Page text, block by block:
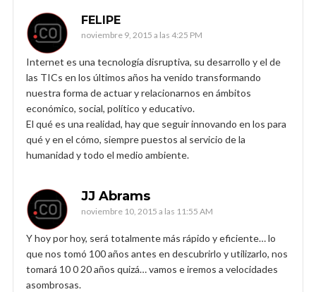
FELIPE
noviembre 9, 2015 a las 4:25 PM
Internet es una tecnología disruptiva, su desarrollo y el de
las TICs en los últimos años ha venido transformando
nuestra forma de actuar y relacionarnos en ámbitos
económico, social, político y educativo.
El qué es una realidad, hay que seguir innovando en los para
qué y en el cómo, siempre puestos al servicio de la
humanidad y todo el medio ambiente.
JJ Abrams
noviembre 10, 2015 a las 11:55 AM
Y hoy por hoy, será totalmente más rápido y eficiente… lo
que nos tomó 100 años antes en descubrirlo y utilizarlo, nos
tomará 10 0 20 años quizá… vamos e iremos a velocidades
asombrosas.